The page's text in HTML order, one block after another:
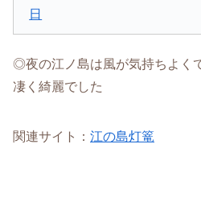
日
◎夜の江ノ島は風が気持ちよく
凄く綺麗でした
関連サイト： 江の島灯篭